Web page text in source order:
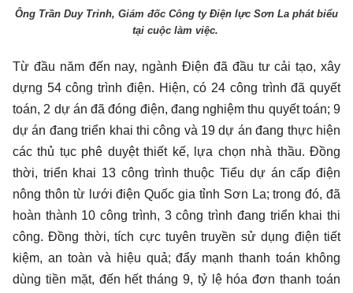
Ông Trần Duy Trinh, Giám đốc Công ty Điện lực Sơn La phát biểu
tại cuộc làm việc.
Từ đầu năm đến nay, ngành Điện đã đầu tư cải tạo, xây
dựng 54 công trình điện. Hiện, có 24 công trình đã quyết
toán, 2 dự án đã đóng điện, đang nghiệm thu quyết toán; 9
dự án đang triển khai thi công và 19 dự án đang thực hiện
các thủ tục phê duyệt thiết kế, lựa chọn nhà thầu. Đồng
thời, triển khai 13 công trình thuộc Tiểu dự án cấp điện
nông thôn từ lưới điện Quốc gia tỉnh Sơn La; trong đó, đã
hoàn thành 10 công trình, 3 công trình đang triển khai thi
công. Đồng thời, tích cực tuyên truyền sử dụng điện tiết
kiệm, an toàn và hiệu quả; đẩy mạnh thanh toán không
dùng tiền mặt, đến hết tháng 9, tỷ lệ hóa đơn thanh toán